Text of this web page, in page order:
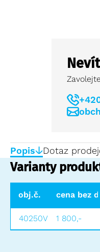
Popis Dotaz
Varianty
obj.č. cena bez
40250V 1 800,-